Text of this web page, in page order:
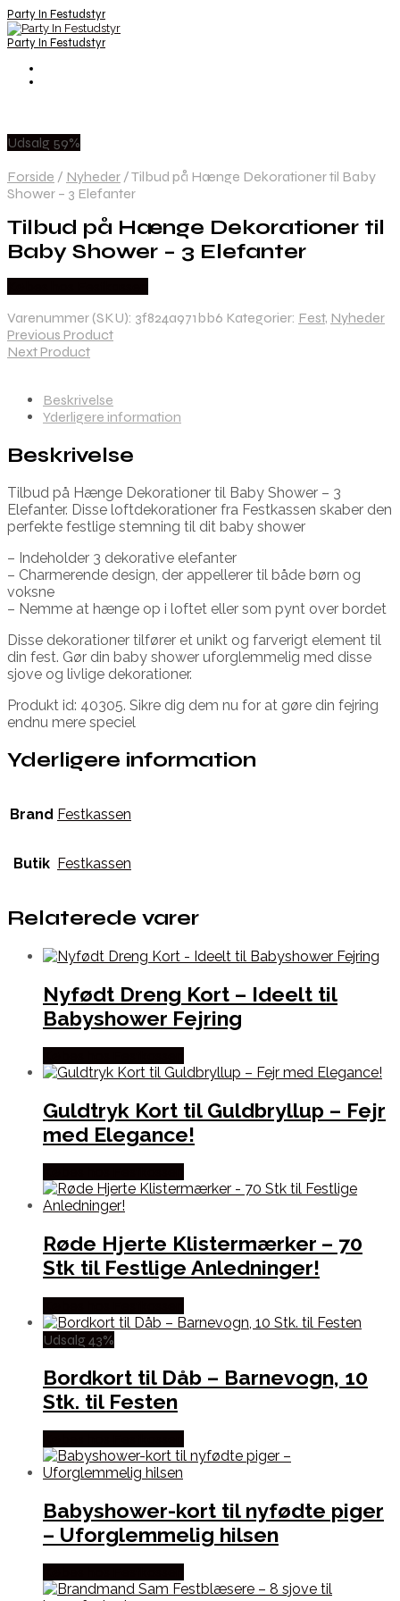
Party In Festudstyr
Party In Festudstyr
Udsalg 59%
Forside / Nyheder /Tilbud på Hænge Dekorationer til Baby
Shower – 3 Elefanter
Tilbud på Hænge Dekorationer til
Baby Shower – 3 Elefanter
Varenummer (SKU): 3f824a971bb6 Kategorier: Fest, Nyheder
Previous Product
Next Product
Beskrivelse
Yderligere information
Beskrivelse
Tilbud på Hænge Dekorationer til Baby Shower – 3
Elefanter. Disse loftdekorationer fra Festkassen skaber den
perfekte festlige stemning til dit baby shower
– Indeholder 3 dekorative elefanter
– Charmerende design, der appellerer til både børn og
voksne
– Nemme at hænge op i loftet eller som pynt over bordet
Disse dekorationer tilfører et unikt og farverigt element til
din fest. Gør din baby shower uforglemmelig med disse
sjove og livlige dekorationer.
Produkt id: 40305. Sikre dig dem nu for at gøre din fejring
endnu mere speciel
Yderligere information
Brand Festkassen
Butik Festkassen
Relaterede varer
Nyfødt Dreng Kort – Ideelt til
Babyshower Fejring
Guldtryk Kort til Guldbryllup – Fejr
med Elegance!
Røde Hjerte Klistermærker – 70
Stk til Festlige Anledninger!
Udsalg 43%
Bordkort til Dåb – Barnevogn, 10
Stk. til Festen
Babyshower-kort til nyfødte piger
– Uforglemmelig hilsen